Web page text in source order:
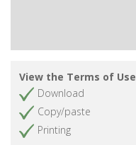
View the Terms of Use
Download
Copy/paste
Printing